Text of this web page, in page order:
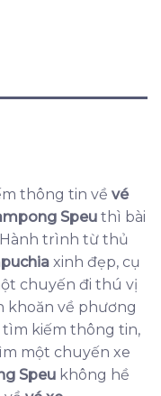
thông tin về vé
Speu thì bài
trình từ thủ
xinh đẹp, cụ
chuyến đi thú vị
khoăn về phương
tìm kiếm thông tin,
một chuyến xe
Speu không hề